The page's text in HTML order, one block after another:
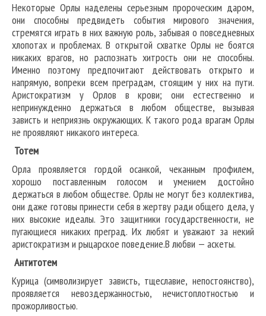
Некоторые Орлы наделены серьезным пророческим даром,
они способны предвидеть события мирового значения,
стремятся играть в них важную роль, забывая о повседневных
хлопотах и проблемах. В открытой схватке Орлы не боятся
никаких врагов, но распознать хитрость они не способны.
Именно поэтому предпочитают действовать открыто и
напрямую, вопреки всем преградам, стоящим у них на пути.
Аристократизм у Орлов в крови; они естественно и
непринужденно держаться в любом обществе, вызывая
зависть и неприязнь окружающих. К такого рода врагам Орлы
не проявляют никакого интереса.
Тотем
Орла проявляется гордой осанкой, чеканным профилем,
хорошо поставленным голосом и умением достойно
держаться в любом обществе. Орлы не могут без коллектива,
они даже готовы принести себя в жертву ради общего дела, у
них высокие идеалы. Это защитники государственности, не
пугающиеся никаких преград. Их любят и уважают за некий
аристократизм и рыцарское поведение.В любви — аскеты.
Антитотем
Курица (символизирует зависть, тщеславие, непостоянство),
проявляется невоздержанностью, нечистоплотностью и
прожорливостью.